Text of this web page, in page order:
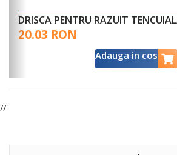
DRISCA PENTRU RAZUIT
20.03 RON
Adauga in cos
//